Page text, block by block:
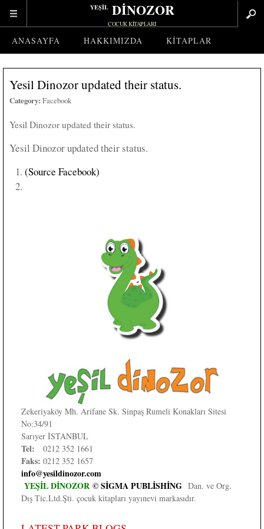
YEŞİLDİNOZOR
ÇOCUK KITAPLARI
ANASAYFA HAKKIMIZDA KITAPLAR
Yesil Dinozor updated their status.
Category: Facebook
Yesil Dinozor updated their status.
Yesil Dinozor updated their status.
(Source Facebook)
Zekeriyaköy Mh. Arifane Sk. Sinpaş Rumeli Konakları Sitesi
No:34/91
Sarıyer İSTANBUL
Tel: 0212 352 1661
Faks: 0212 352 1657
info@yesildinozor.com
YEŞİL DİNOZOR © SİGMA PUBLİSHİNG Dan. ve Org.
Dış Tic.Ltd.Şti. çocuk kitapları yayınevi markasıdır.